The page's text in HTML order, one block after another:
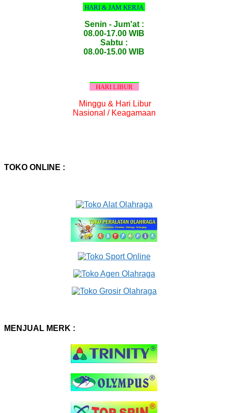
HARI & JAM KERJA
Senin - Jum'at :
08.00-17.00 WIB
Sabtu :
08.00-15.00 WIB
HARI LIBUR
Minggu & Hari Libur
Nasional / Keagamaan
TOKO ONLINE :
MENJUAL MERK :